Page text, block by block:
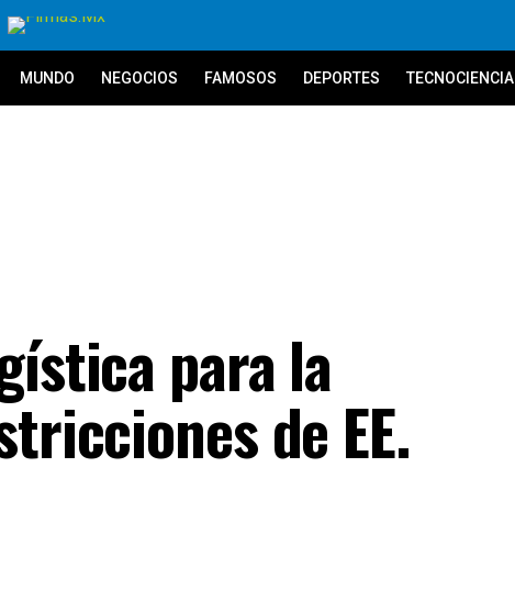
MUNDO NEGOCIOS FAMOSOS DEPORTES TECNOCIENCIA
para la
de EE.